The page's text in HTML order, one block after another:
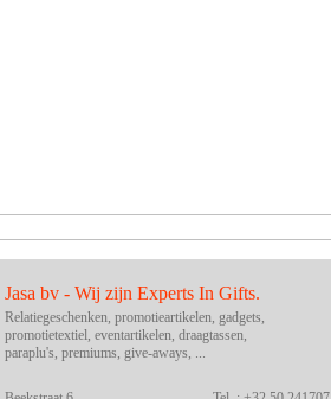
Jasa bv - Wij zijn Experts In Gifts.
Relatiegeschenken, promotieartikelen, gadgets,
promotietextiel, eventartikelen, draagtassen,
paraplu's, premiums, give-aways, ...